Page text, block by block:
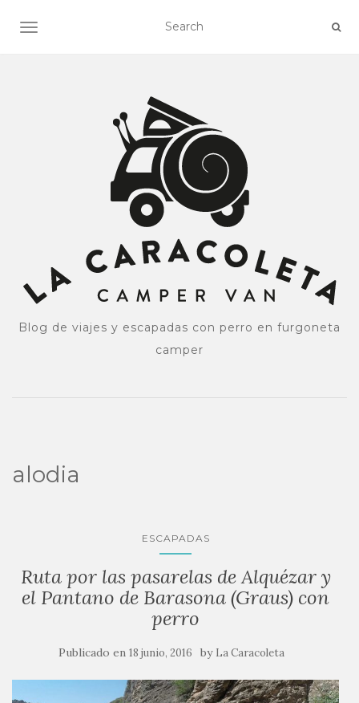
ALTERNAR NAVEGACIÓN
Blog de viajes y escapadas con perro en furgoneta
camper
alodia
ESCAPADAS
Ruta por las pasarelas de Alquézar y
el Pantano de Barasona (Graus) con
perro
Publicado en 18 junio, 2016 by La Caracoleta